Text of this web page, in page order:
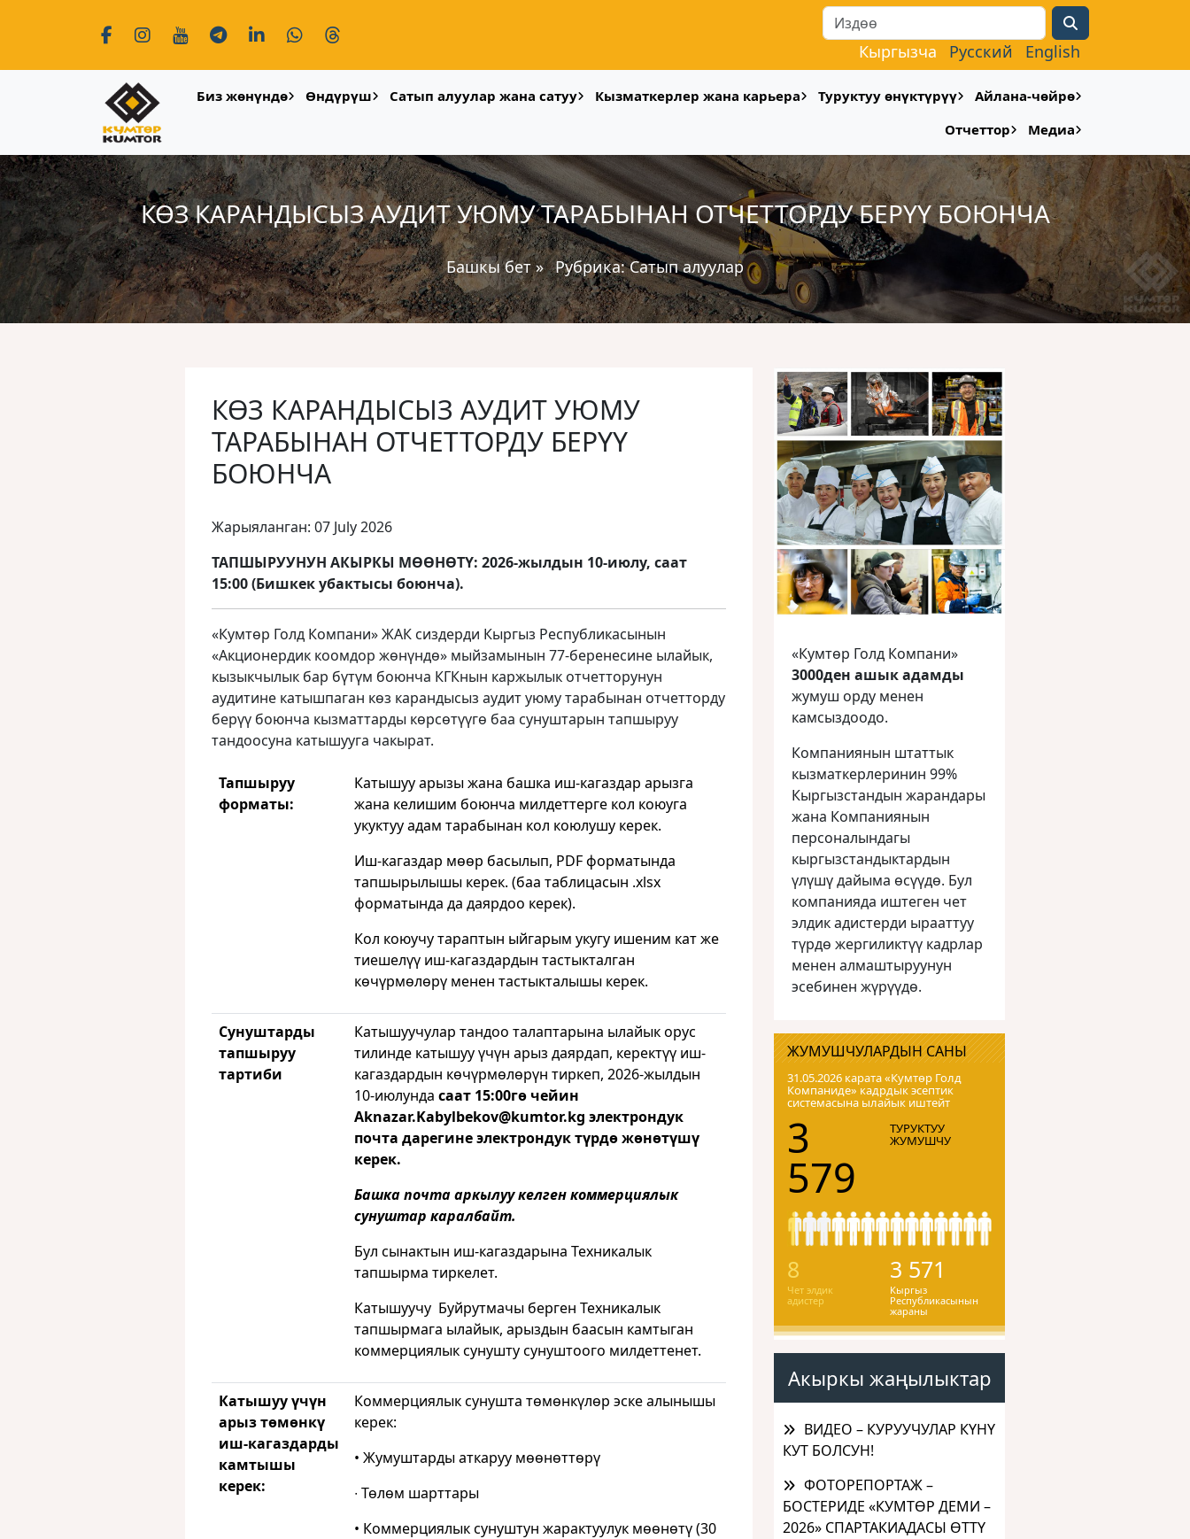
Search
Кыргызча Русский English
Биз жөнүндө Өндүрүш Сатып алуулар жана сатуу Кызматкерлер жана карьера Туруктуу өнүктүрүү
Айлана-чөйрө
Отчеттор
Медиа
КӨЗ КАРАНДЫСЫЗ АУДИТ УЮМУ ТАРАБЫНАН ОТЧЕТТОРДУ БЕРҮҮ БОЮНЧА
Башкы бет» Рубрика:Сатып алуулар
КӨЗ КАРАНДЫСЫЗ АУДИТ УЮМУ
ТАРАБЫНАН ОТЧЕТТОРДУ БЕРҮҮ
БОЮНЧА
Жарыяланган: 07 July 2026
ТАПШЫРУУНУН АКЫРКЫ МӨӨНӨТҮ: 2026-жылдын 10-июлу, саат
15:00 (Бишкек убактысы боюнча).
«Кумтөр Голд Компани» ЖАК сиздерди Кыргыз Республикасынын
«Акционердик коомдор жөнүндө» мыйзамынын 77-беренесине ылайык,
кызыкчылык бар бүтүм боюнча КГКнын каржылык отчетторунун
аудитине катышпаган көз карандысыз аудит уюму тарабынан отчетторду
берүү боюнча кызматтарды көрсөтүүгө баа сунуштарын тапшыруу
тандоосуна катышууга чакырат.
Тапшыруу
форматы:
Катышуу арызы жана башка иш-кагаздар арызга
жана келишим боюнча милдеттерге кол коюуга
укуктуу адам тарабынан кол коюлушу керек.
Иш-кагаздар мөөр басылып, PDF форматында
тапшырылышы керек. (баа таблицасын .xlsx
форматында да даярдоо керек).
Кол коюучу тараптын ыйгарым укугу ишеним кат же
тиешелүү иш-кагаздардын тастыкталган
көчүрмөлөрү менен тастыкталышы керек.
Сунуштарды
тапшыруу
тартиби
Катышуучулар тандоо талаптарына ылайык орус
тилинде катышуу үчүн арыз даярдап, керектүү иш-
кагаздардын көчүрмөлөрүн тиркеп, 2026-жылдын
10-июлунда саат 15:00гө чейин
Aknazar.Kabylbekov@kumtor.kg электрондук
почта дарегине электрондук түрдө жөнөтүшү
керек.
Башка почта аркылуу келген коммерциялык
сунуштар каралбайт.
Бул сынактын иш-кагаздарына Техникалык
тапшырма тиркелет.
Катышуучу Буйрутмачы берген Техникалык
тапшырмага ылайык, арыздын баасын камтыган
коммерциялык сунушту сунуштоого милдеттенет.
Катышуу үчүн
арыз төмөнкү
иш-кагаздарды
камтышы
керек:
Коммерциялык сунушта төмөнкүлөр эске алынышы
керек:
• Жумуштарды аткаруу мөөнөттөрү
∙ Төлөм шарттары
• Коммерциялык сунуштун жарактуулук мөөнөтү (30
«Кумтөр Голд Компани»
3000ден ашык адамды
жумуш орду менен
камсыздоодо.
Компаниянын штаттык
кызматкерлеринин 99%
Кыргызстандын жарандары
жана Компаниянын
персоналындагы
кыргызстандыктардын
үлүшү дайыма өсүүдө. Бул
компанияда иштеген чет
элдик адистерди ырааттуу
түрдө жергиликтүү кадрлар
менен алмаштыруунун
эсебинен жүрүүдө.
ЖУМУШЧУЛАРДЫН САНЫ
31.05.2026 карата «Кумтɵр Голд
Компаниде» кадрдык эсептик
системасына ылайык иштейт
3
579
ТУРУКТУУ
ЖУМУШЧУ
8
Чет элдик
адистер
3 571
Кыргыз
Республикасынын
жараны
Акыркы жаңылыктар
ВИДЕО – КУРУУЧУЛАР КҮНҮ
КУТ БОЛСУН!
ФОТОРЕПОРТАЖ –
БОСТЕРИДЕ «КУМТӨР ДЕМИ –
2026» СПАРТАКИАДАСЫ ӨТТҮ